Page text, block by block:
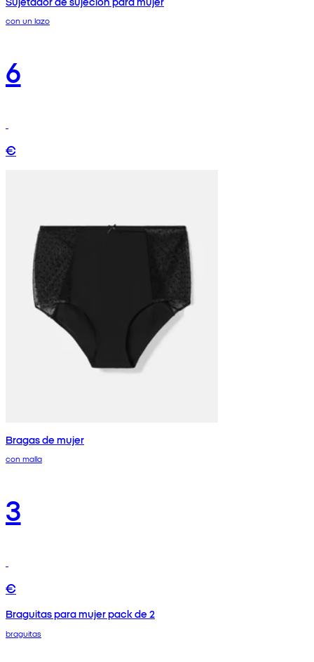
con un lazo
6
€
Bragas de mujer
con malla
3
€
Braguitas para mujer pack de 2
braguitas